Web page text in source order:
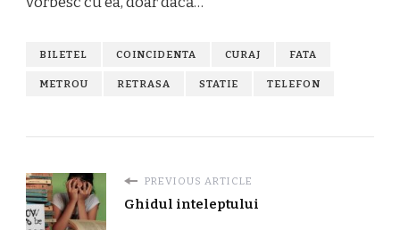
BILETEL COINCIDENTA CURAJ FATA
METROU RETRASA STATIE TELEFON
PREVIOUS ARTICLE
Ghidul inteleptului